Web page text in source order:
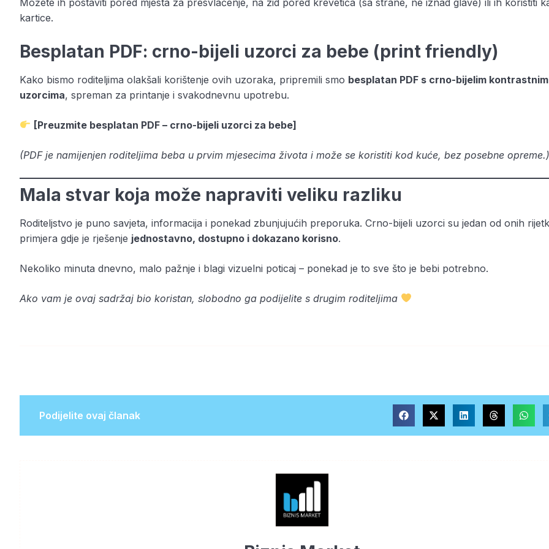
kartice.
Besplatan PDF: crno-bijeli uzorci za bebe (print friendly)
Kako bismo roditeljima olakšali korištenje ovih uzoraka, pripremili smo besplatan PDF s crno-bijelim kontrastnim
uzorcima, spreman za printanje i svakodnevnu upotrebu.
[Preuzmite besplatan PDF – crno-bijeli uzorci za bebe]
(PDF je namijenjen roditeljima beba u prvim mjesecima života i može se koristiti kod kuće, bez posebne opreme.)
Mala stvar koja može napraviti veliku razliku
Roditeljstvo je puno savjeta, informacija i ponekad zbunjujućih preporuka. Crno-bijeli uzorci su jedan od onih
primjera gdje je rješenje jednostavno, dostupno i dokazano korisno.
Nekoliko minuta dnevno, malo pažnje i blagi vizuelni poticaj – ponekad je to sve što je bebi potrebno.
Ako vam je ovaj sadržaj bio koristan, slobodno ga podijelite s drugim roditeljima
Podijelite ovaj članak